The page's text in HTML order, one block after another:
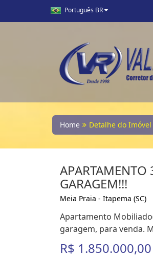
Português BR
Home Detalhe do Imóvel
APARTAMENTO
GARAGEM!!!
Meia Praia - Itapema (SC)
Apartamento
garagem, para venda.
R$ 1.850.000,00